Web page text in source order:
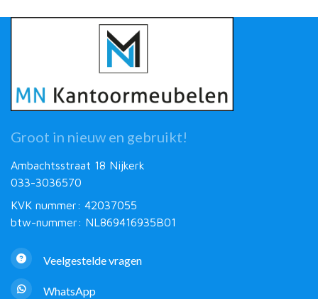
Groot in nieuw en gebruikt!
Ambachtsstraat 18 Nijkerk
033-3036570
KVK nummer: 42037055
btw-nummer: NL869416935B01
Veelgestelde vragen
WhatsApp